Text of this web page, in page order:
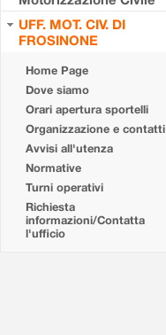
UFF. MOT. CIV. DI
FROSINONE
Home Page
Dove siamo
Orari apertura sportelli
Organizzazione e contatti
Avvisi all'utenza
Normative
Turni operativi
Richiesta
informazioni/Contatta
l'ufficio